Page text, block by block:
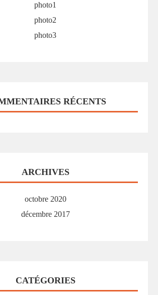
photo1
photo2
photo3
RÉCENTS
ARCHIVES
octobre 2020
décembre 2017
CATÉGORIES